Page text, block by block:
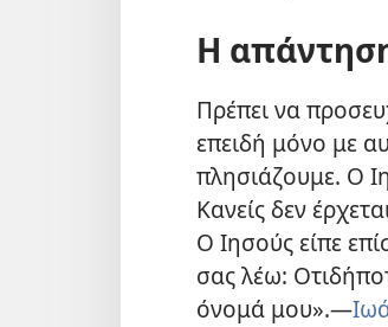
Η
Πρέπει να
επειδή μόνο με
πλησιάζουμε. Ο
Κανείς δεν
Ο Ιησούς είπε
σας λέω:
όνομά μου».—